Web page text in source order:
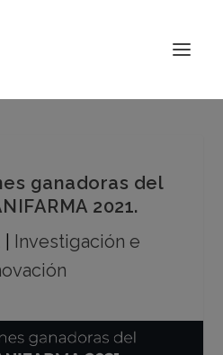
ganadoras del
2021.
Investigación e